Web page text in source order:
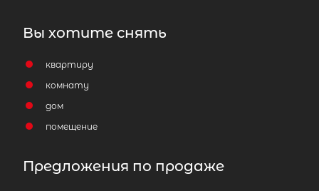
Вы хотите снять
квартиру
комнату
дом
помещение
Предложения по продаже